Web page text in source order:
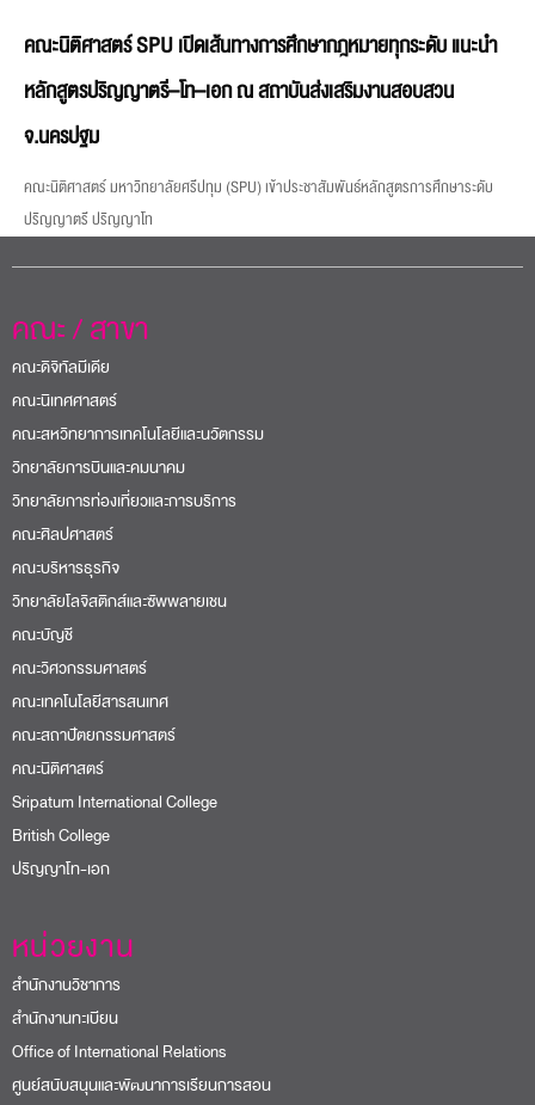
คณะนิติศาสตร์ SPU เปิดเส้นทางการศึกษากฎหมายทุกระดับ แนะนำ
หลักสูตรปริญญาตรี–โท–เอก ณ สถาบันส่งเสริมงานสอบสวน
จ.นครปฐม
คณะนิติศาสตร์ มหาวิทยาลัยศรีปทุม (SPU) เข้าประชาสัมพันธ์หลักสูตรการศึกษาระดับ
ปริญญาตรี ปริญญาโท
คณะ / สาขา
คณะดิจิทัลมีเดีย
คณะนิเทศศาสตร์
คณะสหวิทยาการเทคโนโลยีและนวัตกรรม
วิทยาลัยการบินและคมนาคม
วิทยาลัยการท่องเที่ยวและการบริการ
คณะศิลปศาสตร์
คณะบริหารธุรกิจ
วิทยาลัยโลจิสติกส์และซัพพลายเชน
คณะบัญชี
คณะวิศวกรรมศาสตร์
คณะเทคโนโลยีสารสนเทศ
คณะสถาปัตยกรรมศาสตร์
คณะนิติศาสตร์
Sripatum International College
British College
ปริญญาโท-เอก
หน่วยงาน
สำนักงานวิชาการ
สำนักงานทะเบียน
Office of International Relations
ศูนย์สนับสนุนและพัฒนาการเรียนการสอน